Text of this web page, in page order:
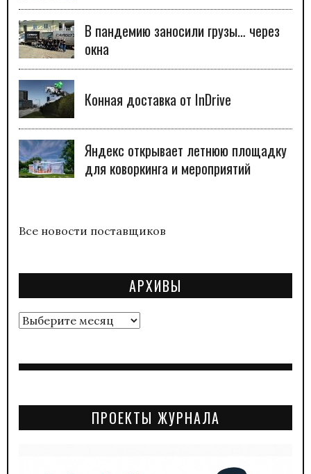
В пандемию заносили грузы… через
окна
Конная доставка от InDrive
Яндекс открывает летнюю площадку
для коворкинга и мероприятий
Все новости поставщиков
АРХИВЫ
Архивы
ПРОЕКТЫ ЖУРНАЛА